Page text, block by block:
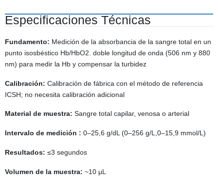
Especificaciones Técnicas
Fundamento: Medición de la absorbancia de la sangre total en un
punto isosbéstico Hb/HbO2. doble longitud de onda (506 nm y 880
nm) para medir la Hb y compensar la turbidez
Calibración: Calibración de fábrica con el método de referencia
ICSH; no necesita calibración adicional
Material de muestra: Sangre total capilar, venosa o arterial
Intervalo de medición : 0–25,6 g/dL (0–256 g/L,0–15,9 mmol/L)
Resultados: ≤3 segundos
Volumen de la muestra: ~10 μL